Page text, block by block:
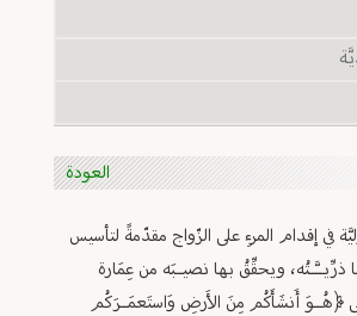
العودة
في إقدام المرءِ على الزّواج مقدّمةً لتأسيس
ويحقِّقُ بها نصيــبَه من عِمَارة
﴿هُــوَ أَنشَأَكُم مِنَ الأَرضِ وَاستَعمَــرَكُم